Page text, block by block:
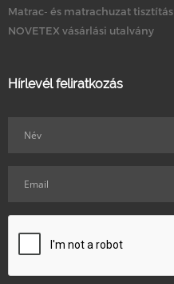
Matrac- és matrachuzat tisztítás
NOVETEX vásárlási utalvány
Hírlevél feliratkozás